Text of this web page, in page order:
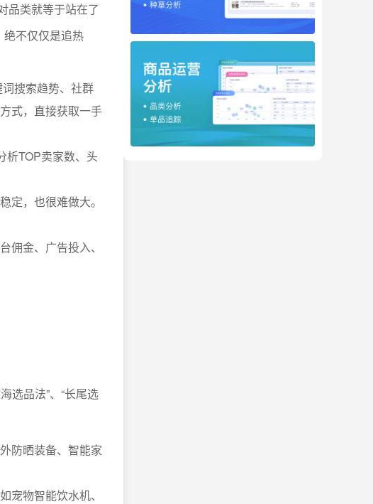
品类就等于站在了
绝不仅仅是追热
词搜索趋势、社群
式，直接获取一手
析TOP卖家数、头
定，也很难做大。
佣金、广告投入、
选品法”、“长尾选
防晒装备、智能家
宠物智能饮水机、